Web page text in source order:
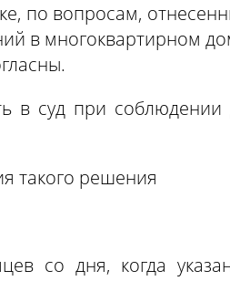
по вопросам,
в многоквартирном
в суд при соблюдении
такого решения
со дня, когда